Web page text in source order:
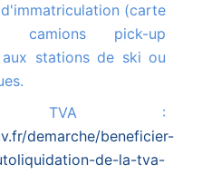
(carte
camions pick-up
aux stations de ski ou
TVA :
demarche/beneficier-
de-la-tva-